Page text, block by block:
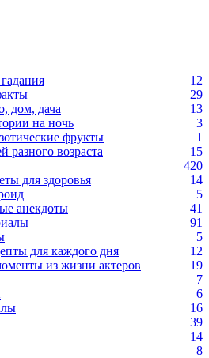
12
29
дом, дача
13
на ночь
3
фрукты
1
разного возраста
15
420
для здоровья
14
5
анекдоты
41
91
5
для каждого дня
12
из жизни актеров
19
7
6
16
39
14
8